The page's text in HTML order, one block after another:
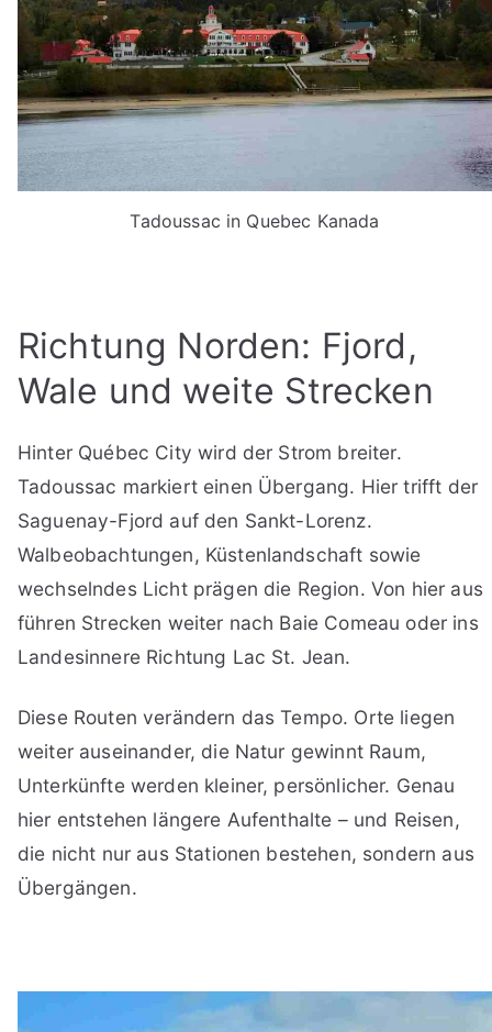
Tadoussac in Quebec Kanada
Richtung Norden: Fjord,
Wale und weite Strecken
Hinter Québec City wird der Strom breiter.
Tadoussac markiert einen Übergang. Hier trifft der
Saguenay-Fjord auf den Sankt-Lorenz.
Walbeobachtungen, Küstenlandschaft sowie
wechselndes Licht prägen die Region. Von hier aus
führen Strecken weiter nach Baie Comeau oder ins
Landesinnere Richtung Lac St. Jean.
Diese Routen verändern das Tempo. Orte liegen
weiter auseinander, die Natur gewinnt Raum,
Unterkünfte werden kleiner, persönlicher. Genau
hier entstehen längere Aufenthalte – und Reisen,
die nicht nur aus Stationen bestehen, sondern aus
Übergängen.